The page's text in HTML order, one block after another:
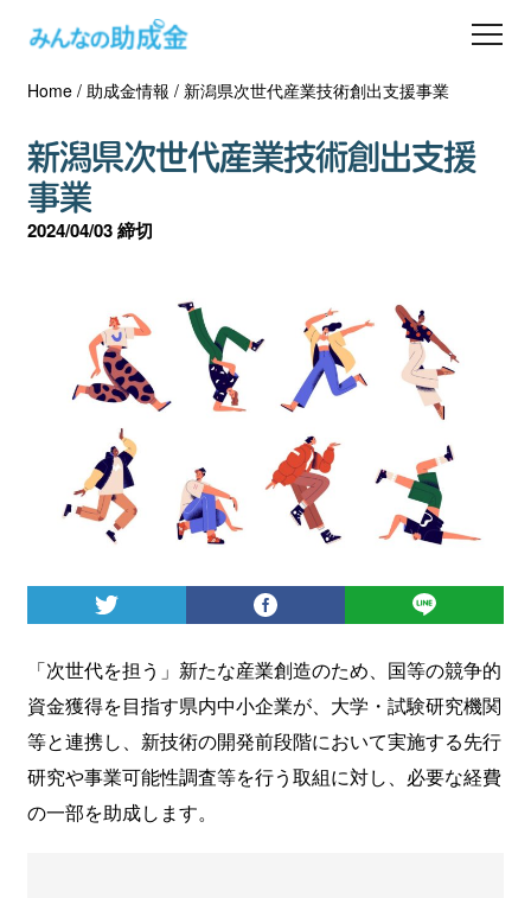
助成金を探す
士業の方へ
助成金コラム
専門家一覧
ダウンロード
会員登録
ログイン
Home/ 助成金情報 / 新潟県次世代産業技術創出支援事業
新潟県次世代産業技術創出支援
事業
2024/04/03 締切
「次世代を担う」新たな産業創造のため、国等の競争的
資金獲得を目指す県内中小企業が、大学・試験研究機関
等と連携し、新技術の開発前段階において実施する先行
研究や事業可能性調査等を行う取組に対し、必要な経費
の一部を助成します。